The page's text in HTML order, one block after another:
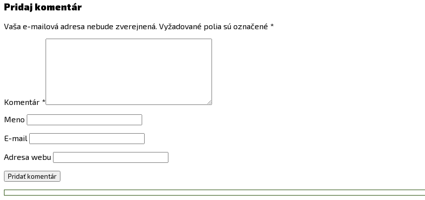
Pridaj komentár
Vaša e-mailová adresa nebude zverejnená. Vyžadované polia sú označené *
Komentár *
Meno
E-mail
Adresa webu